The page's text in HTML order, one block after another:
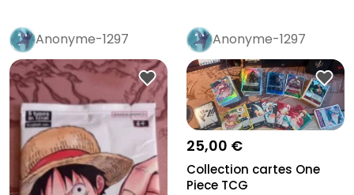
Anonyme-1297 Anonyme-1297
25,00 €
Collection cartes One
Piece TCG